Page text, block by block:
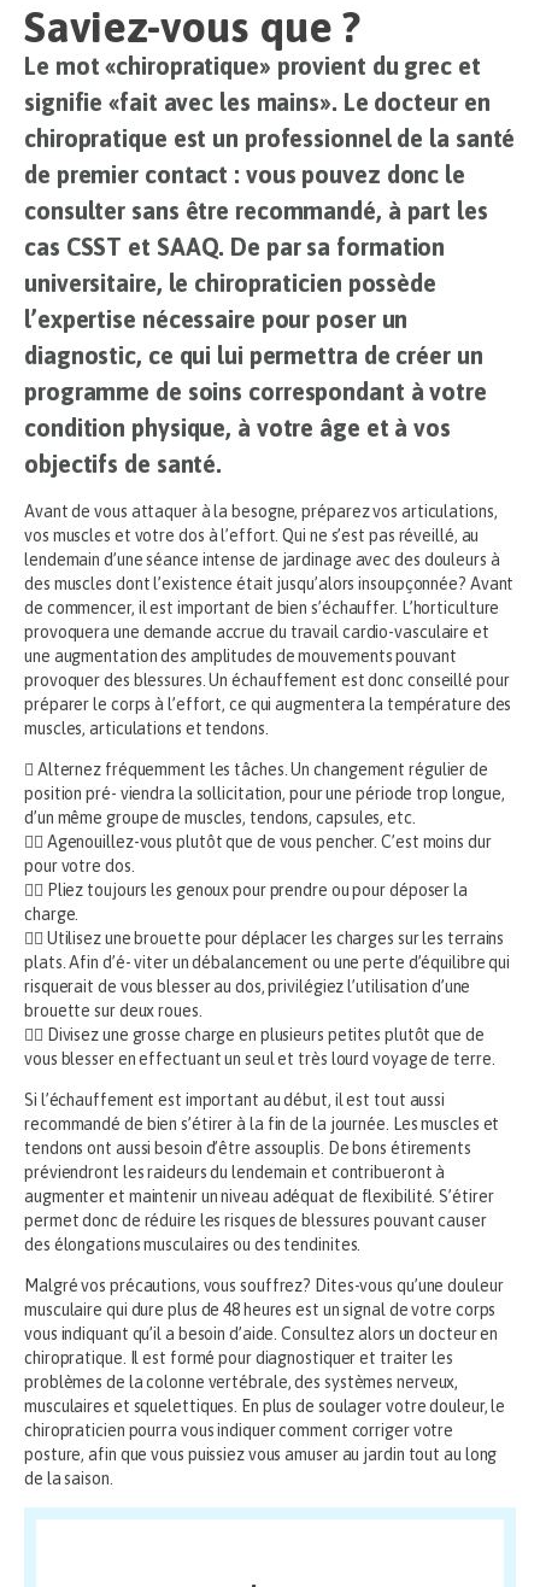
Saviez-vous que ?
Le mot «chiropratique» provient du grec et
signifie «fait avec les mains». Le docteur en
chiropratique est un professionnel de la santé
de premier contact : vous pouvez donc le
consulter sans être recommandé, à part les
cas CSST et SAAQ. De par sa formation
universitaire, le chiropraticien possède
l’expertise nécessaire pour poser un
diagnostic, ce qui lui permettra de créer un
programme de soins correspondant à votre
condition physique, à votre âge et à vos
objectifs de santé.
Avant de vous attaquer à la besogne, préparez vos articulations,
vos muscles et votre dos à l’effort. Qui ne s’est pas réveillé, au
lendemain d’une séance intense de jardinage avec des douleurs à
des muscles dont l’existence était jusqu’alors insoupçonnée? Avant
de commencer, il est important de bien s’échauffer. L’horticulture
provoquera une demande accrue du travail cardio-vasculaire et
une augmentation des amplitudes de mouvements pouvant
provoquer des blessures. Un échauffement est donc conseillé pour
préparer le corps à l’effort, ce qui augmentera la température des
muscles, articulations et tendons.
 Alternez fréquemment les tâches. Un changement régulier de
position pré- viendra la sollicitation, pour une période trop longue,
d’un même groupe de muscles, tendons, capsules, etc.
 Agenouillez-vous plutôt que de vous pencher. C’est moins dur
pour votre dos.
 Pliez toujours les genoux pour prendre ou pour déposer la
charge.
 Utilisez une brouette pour déplacer les charges sur les terrains
plats. Afin d’é- viter un débalancement ou une perte d’équilibre qui
risquerait de vous blesser au dos, privilégiez l’utilisation d’une
brouette sur deux roues.
 Divisez une grosse charge en plusieurs petites plutôt que de
vous blesser en effectuant un seul et très lourd voyage de terre.
Si l’échauffement est important au début, il est tout aussi
recommandé de bien s’étirer à la fin de la journée. Les muscles et
tendons ont aussi besoin d’être assouplis. De bons étirements
préviendront les raideurs du lendemain et contribueront à
augmenter et maintenir un niveau adéquat de flexibilité. S’étirer
permet donc de réduire les risques de blessures pouvant causer
des élongations musculaires ou des tendinites.
Malgré vos précautions, vous souffrez? Dites-vous qu’une douleur
musculaire qui dure plus de 48 heures est un signal de votre corps
vous indiquant qu’il a besoin d’aide. Consultez alors un docteur en
chiropratique. Il est formé pour diagnostiquer et traiter les
problèmes de la colonne vertébrale, des systèmes nerveux,
musculaires et squelettiques. En plus de soulager votre douleur, le
chiropraticien pourra vous indiquer comment corriger votre
posture, afin que vous puissiez vous amuser au jardin tout au long
de la saison.